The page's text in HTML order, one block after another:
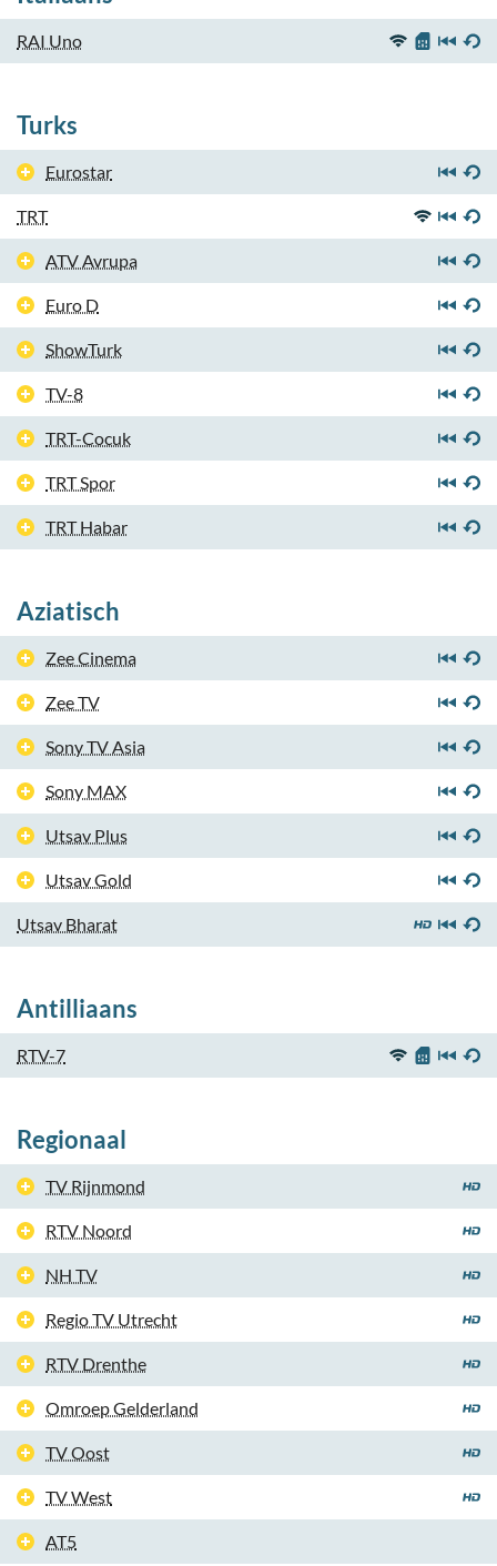
RAI Uno
Turks
Eurostar
TRT
ATV Avrupa
Euro D
ShowTurk
TV-8
TRT-Cocuk
TRT Spor
TRT Habar
Aziatisch
Zee Cinema
Zee TV
Sony TV Asia
Sony MAX
Utsav Plus
Utsav Gold
Utsav Bharat
Antilliaans
RTV-7
Regionaal
TV Rijnmond
RTV Noord
NH TV
Regio TV Utrecht
RTV Drenthe
Omroep Gelderland
TV Oost
TV West
AT5